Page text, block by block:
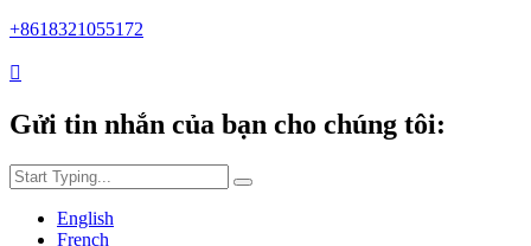
+8618321055172

Gửi tin nhắn của bạn cho chúng tôi:
English
French